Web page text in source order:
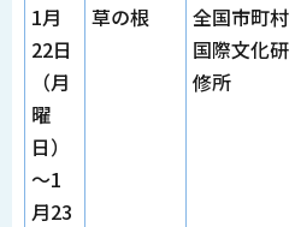
1月
22日
（月
曜
日）
～1
月23
草の根
全国市町村
国際文化研
修所